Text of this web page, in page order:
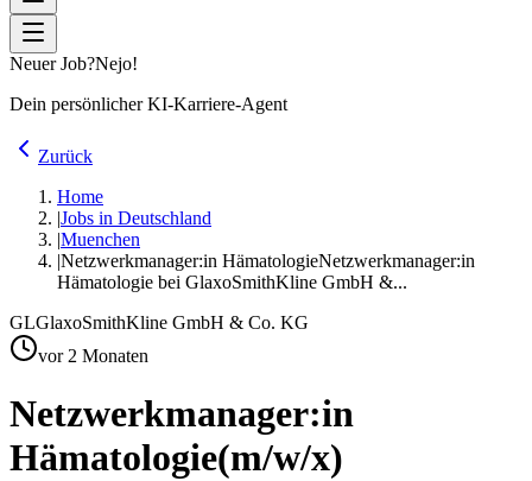
Neuer Job?Nejo!
Dein persönlicher KI-Karriere-Agent
Zurück
Home
|Jobs in Deutschland
|Muenchen
|Netzwerkmanager:in HämatologieNetzwerkmanager:in
Hämatologie bei GlaxoSmithKline GmbH &...
GLGlaxoSmithKline GmbH & Co. KG
vor 2 Monaten
Netzwerkmanager:in
Hämatologie(m/w/x)